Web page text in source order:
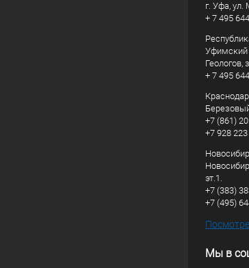
г. Уфа, ул.
+ 7 495
Уфимский
Геологов,
+ 7 495
+7 (861)
+7 928
эт.1.
+7 (383)
+7 (495)
Мы в